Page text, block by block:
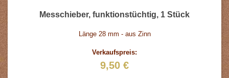
Messchieber, funktionstüchtig, 1 Stück
Länge 28 mm - aus Zinn
Verkaufspreis:
9,50 €